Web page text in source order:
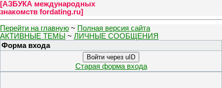
[АЗБУКА международных
знакомств fordating.ru]
Перейти на главную ~ Полная версия сайта
АКТИВНЫЕ ТЕМЫ ~ ЛИЧНЫЕ СООБЩЕНИЯ
Форма входа
Войти через uID
Старая форма входа